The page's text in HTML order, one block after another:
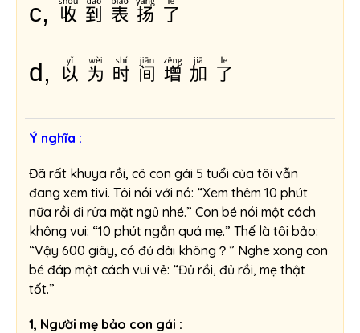
c, 收到表扬了
d, 以为时间增加了
Ý nghĩa :
Đã rất khuya rồi, cô con gái 5 tuổi của tôi vẫn
đang xem tivi. Tôi nói với nó: “Xem thêm 10 phút
nữa rồi đi rửa mặt ngủ nhé.” Con bé nói một cách
không vui: “10 phút ngắn quá mẹ.” Thế là tôi bảo:
“Vậy 600 giây, có đủ dài không？” Nghe xong con
bé đáp một cách vui vẻ: “Đủ rồi, đủ rồi, mẹ thật
tốt.”
1, Người mẹ bảo con gái :